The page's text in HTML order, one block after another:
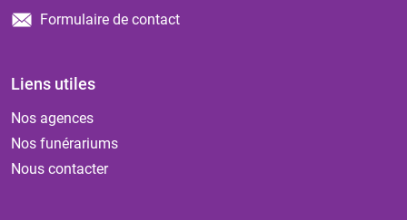
Formulaire de contact
Liens utiles
Nos agences
Nos funérariums
Nous contacter